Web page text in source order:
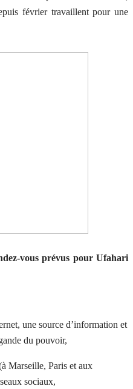
février travaillent pour une
vous prévus pour Ufahari
une source d’information et
du pouvoir,
Marseille, Paris et aux
sociaux,